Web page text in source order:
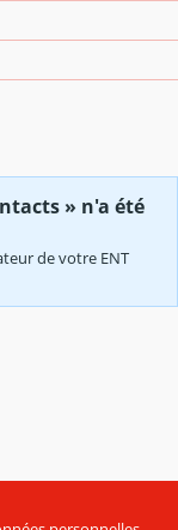
» n'a été
de votre ENT